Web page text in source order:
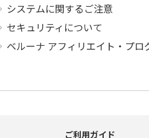
システムに関するご注意
セキュリティについて
ベルーナ アフィリエイト・プロ
ご利用ガイド